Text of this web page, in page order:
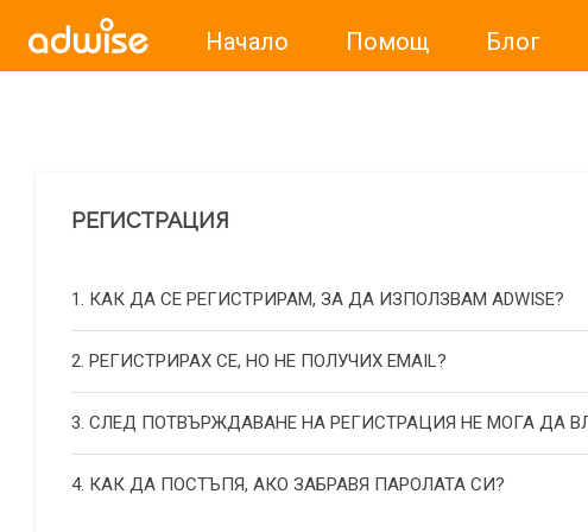
Начало Помощ Блог
РЕГИСТРАЦИЯ
1. КАК ДА СЕ РЕГИСТРИРАМ, ЗА ДА ИЗПОЛЗВАМ ADWISE?
2. РЕГИСТРИРАХ СЕ, НО НЕ ПОЛУЧИХ EMAIL?
3. СЛЕД ПОТВЪРЖДАВАНЕ НА РЕГИСТРАЦИЯ НЕ МОГА ДА
4. КАК ДА ПОСТЪПЯ, АКО ЗАБРАВЯ ПАРОЛАТА СИ?